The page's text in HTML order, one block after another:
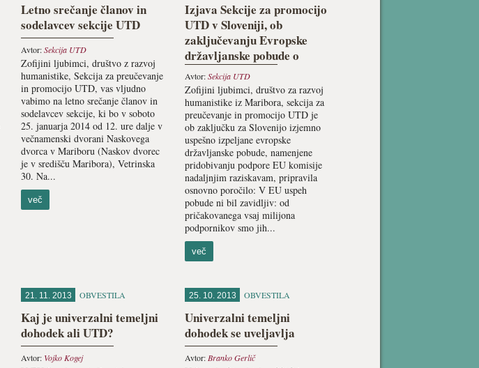
Letno srečanje članov in
sodelavcev sekcije UTD
Avtor:Sekcija UTD
Zofijini ljubimci, društvo z razvoj
humanistike, Sekcija za preučevanje
in promocijo UTD, vas vljudno
vabimo na letno srečanje članov in
sodelavcev sekcije, ki bo v soboto
25. januarja 2014 od 12. ure dalje v
večnamenski dvorani Naskovega
dvorca v Mariboru (Naskov dvorec
je v središču Maribora), Vetrinska
30. Na...
več
Izjava Sekcije za promocijo
UTD v Sloveniji, ob
zaključevanju Evropske
državljanske pobude o
Univerzalnem temeljnem
dohodku (UTD)
Avtor:Sekcija UTD
Zofijini ljubimci, društvo za razvoj
humanistike iz Maribora, sekcija za
preučevanje in promocijo UTD je
ob zaključku za Slovenijo izjemno
uspešno izpeljane evropske
državljanske pobude, namenjene
pridobivanju podpore EU komisije
nadaljnjim raziskavam, pripravila
osnovno poročilo: V EU uspeh
pobude ni bil zavidljiv: od
pričakovanega vsaj milijona
podpornikov smo jih...
več
21. 11. 2013 OBVESTILA
Kaj je univerzalni temeljni
dohodek ali UTD?
Avtor: Vojko Kogej
25. 10. 2013 OBVESTILA
Univerzalni temeljni
dohodek se uveljavlja
Avtor: Branko Gerlič